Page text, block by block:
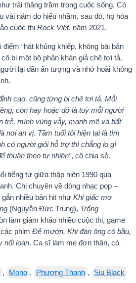
trải thăng trầm trong cuộc sống. Có
vài năm do hiểu nhầm, sau đó, họ hòa
cuộc thi Rock Việt, năm 2021.
“hát khủng khiếp, không bài bản
bị một bộ phận khán giả chê tơi tả.
lại dần ấn tượng và nhớ hoài không
cao, cũng từng bị chê tơi tả. Mỗi
còn hay hoặc dở là tuỳ mỗi người
trẻ, mình vùng vẫy, mạnh mẽ và bất
nơi an vị. Tầm tuổi tôi hiện tại là tìm
có người giỏi hỗ trợ thì chẳng lo gì
thuận theo tự nhiên”, cô chia sẻ.
tiếng từ giữa thập niên 1990 qua
Chị chuyên về dòng nhạc pop –
nhiều bản hit như Khi giấc mơ
(Nguyễn Đức Trung), Trống
làm giám khảo nhiều cuộc thi, game
phim Đẻ mướn, Khi đàn ông có bầu,
nổi loạn. Ca sĩ làm mẹ đơn thân, có
, Mono , Phương Thanh , Siu Black